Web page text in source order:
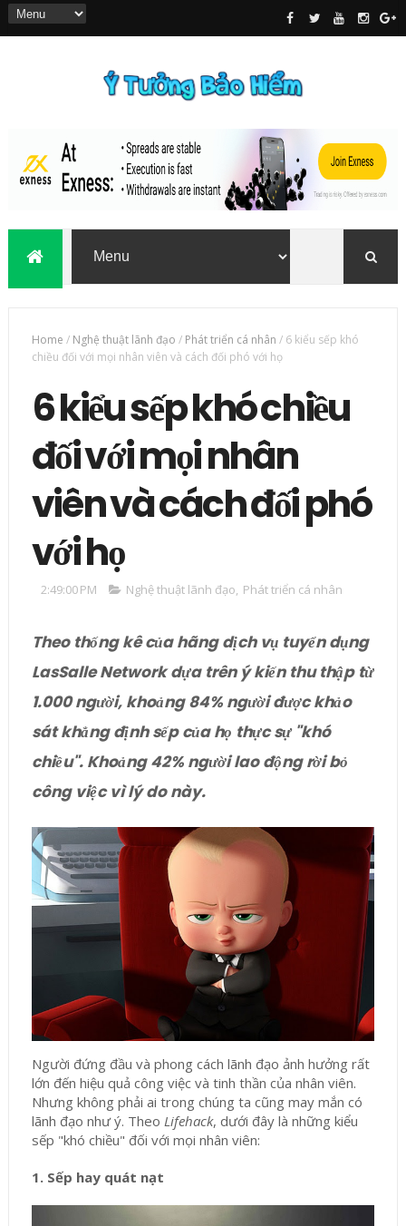
Home / Nghệ thuật lãnh đạo / Phát triển cá nhân / 6 kiểu sếp khó
chiều đối với mọi nhân viên và cách đối phó với họ
6 kiểu sếp khó chiều
đối với mọi nhân
viên và cách đối phó
với họ
2:49:00 PM Nghệ thuật lãnh đạo, Phát triển cá nhân
Theo thống kê của hãng dịch vụ tuyển dụng
LasSalle Network dựa trên ý kiến thu thập từ
1.000 người, khoảng 84% người được khảo
sát khẳng định sếp của họ thực sự "khó
chiều". Khoảng 42% người lao động rời bỏ
công việc vì lý do này.
Người đứng đầu và phong cách lãnh đạo ảnh hưởng rất
lớn đến hiệu quả công việc và tinh thần của nhân viên.
Nhưng không phải ai trong chúng ta cũng may mắn có
lãnh đạo như ý. Theo Lifehack, dưới đây là những kiểu
sếp "khó chiều" đối với mọi nhân viên:
1. Sếp hay quát nạt